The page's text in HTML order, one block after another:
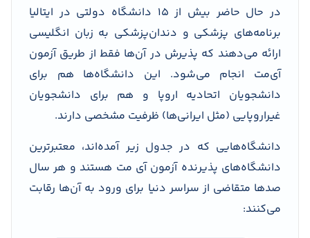
در حال حاضر بیش از ۱۵ دانشگاه دولتی در ایتالیا
برنامه‌های پزشکی و دندان‌پزشکی به زبان انگلیسی
ارائه می‌دهند که پذیرش در آن‌ها فقط از طریق آزمون
آی‌مت انجام می‌شود. این دانشگاه‌ها هم برای
دانشجویان اتحادیه اروپا و هم برای دانشجویان
غیراروپایی (مثل ایرانی‌ها) ظرفیت مشخصی دارند.
دانشگاه‌هایی که در جدول زیر آمده‌اند، معتبرترین
دانشگاه‌های پذیرنده آزمون آی مت هستند و هر سال
صدها متقاضی از سراسر دنیا برای ورود به آن‌ها رقابت
می‌کنند: